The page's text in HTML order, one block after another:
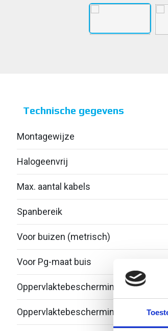
Technische gegevens
Montagewijze
Halogeenvrij
Max. aantal kabels
Spanbereik
Voor buizen (metrisch)
Voor Pg-maat buis
Oppervlaktebescherming klem
Oppervlaktebescherming schroef